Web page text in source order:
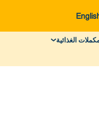
الغذائية